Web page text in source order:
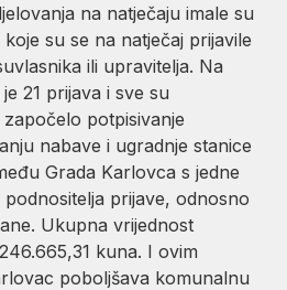
na natječaju imale su
su se na natječaj prijavile
ili upravitelja. Na
21 prijava i sve su
potpisivanje
nabave i ugradnje stanice
Grada Karlovca s jedne
prijave, odnosno
Ukupna vrijednost
kuna. I ovim
poboljšava komunalnu